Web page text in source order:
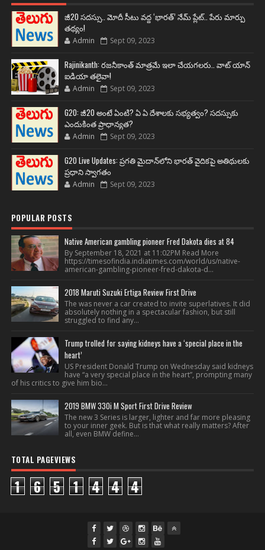
జీ20 సదస్సు.. మోదీ సీటు వద్ద ‘భారత్’ నేమ్ ప్లేట్‌.. పేరు మార్పు
తథ్యం!
Admin Sept 09, 2023
Rajinikanth: రజనీకాంత్ మాత్రమే ఇలా చేయగలరు.. వాట్ యాన్
ఐడియా తలైవా!
Admin Sept 09, 2023
G20: జీ20 అంటే ఏంటి? ఏ ఏ దేశాలకు సభ్యత్వం? సదస్సుకు
ఎందుకింత ప్రాధాన్యత?
Admin Sept 09, 2023
G20 Live Updates: ప్రగతి మైదాన్‌లోని భారత్ వైదికపై అతిథులకు
ప్రధాని స్వాగతం
Admin Sept 09, 2023
POPULAR POSTS
Native American gambling pioneer Fred Dakota dies at 84
By September 18, 2021 at 11:02PM Read More
https://timesofindia.indiatimes.com/world/us/native-
american-gambling-pioneer-fred-dakota-d...
2018 Maruti Suzuki Ertiga Review First Drive
The was never a car created to invite superlatives. It did
absolutely nothing in a spectacular fashion, but still
struggled to find any...
Trump trolled for saying kidneys have a ‘special place in the
heart’
US President Donald Trump on Wednesday said kidneys
have “a very special place in the heart”, prompting many
of his critics to give him bio...
2019 BMW 330i M Sport First Drive Review
The new 3 Series is larger, lighter and far more pleasing
to your inner geek. But is that what really matters? After
all, even BMW define...
TOTAL PAGEVIEWS
1 6 5 1 4 4 4